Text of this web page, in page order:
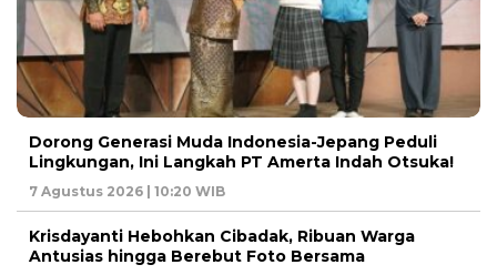
Dorong Generasi Muda Indonesia-Jepang Peduli
Lingkungan, Ini Langkah PT Amerta Indah Otsuka!
7 Agustus 2026 | 10:20 WIB
Krisdayanti Hebohkan Cibadak, Ribuan Warga
Antusias hingga Berebut Foto Bersama